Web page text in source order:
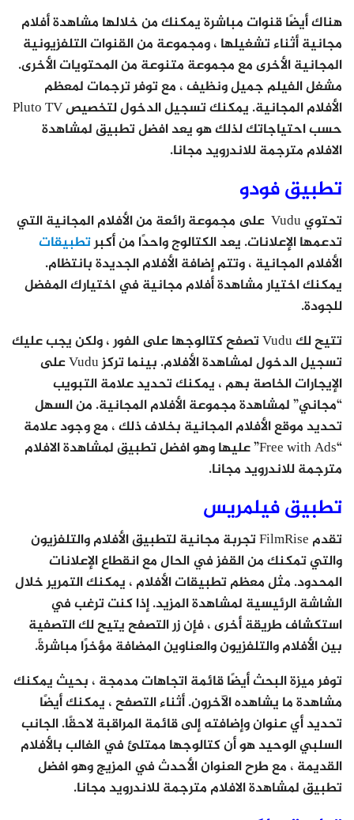
هناك أيضًا قنوات مباشرة يمكنك من خلالها مشاهدة أفلام
مجانية أثناء تشغيلها ، ومجموعة من القنوات التلفزيونية
المجانية الأخرى مع مجموعة متنوعة من المحتويات الأخرى.
مشغل الفيلم جميل ونظيف ، مع توفر ترجمات لمعظم
الأفلام المجانية. يمكنك تسجيل الدخول لتخصيص Pluto TV
حسب احتياجاتك لذلك هو يعد افضل تطبيق لمشاهدة
الافلام مترجمة للاندرويد مجانا.
تطبيق فودو
تحتوي Vudu على مجموعة رائعة من الأفلام المجانية التي
تدعمها الإعلانات. يعد الكتالوج واحدًا من أكبرتطبيقات
الأفلام المجانية ، وتتم إضافة الأفلام الجديدة بانتظام.
يمكنك اختيار مشاهدة أفلام مجانية في اختيارك المفضل
للجودة.
تتيح لك Vudu تصفح كتالوجها على الفور ، ولكن يجب عليك
تسجيل الدخول لمشاهدة الأفلام. بينما تركز Vudu على
الإيجارات الخاصة بهم ، يمكنك تحديد علامة التبويب
“مجاني” لمشاهدة مجموعة الأفلام المجانية. من السهل
تحديد موقع الأفلام المجانية بخلاف ذلك ، مع وجود علامة
“Free with Ads” عليها وهو افضل تطبيق لمشاهدة الافلام
مترجمة للاندرويد مجانا.
تطبيق فيلمريس
تقدم FilmRise تجربة مجانية لتطبيق الأفلام والتلفزيون
والتي تمكنك من القفز في الحال مع انقطاع الإعلانات
المحدود. مثل معظم تطبيقات الأفلام ، يمكنك التمرير خلال
الشاشة الرئيسية لمشاهدة المزيد. إذا كنت ترغب في
استكشاف طريقة أخرى ، فإن زر التصفح يتيح لك التصفية
بين الأفلام والتلفزيون والعناوين المضافة مؤخرًا مباشرةً.
توفر ميزة البحث أيضًا قائمة اتجاهات مدمجة ، بحيث يمكنك
مشاهدة ما يشاهده الآخرون. أثناء التصفح ، يمكنك أيضًا
تحديد أي عنوان وإضافته إلى قائمة المراقبة لاحقًا. الجانب
السلبي الوحيد هو أن كتالوجها ممتلئ في الغالب بالأفلام
القديمة ، مع طرح العنوان الأحدث في المزيج وهو افضل
تطبيق لمشاهدة الافلام مترجمة للاندرويد مجانا.